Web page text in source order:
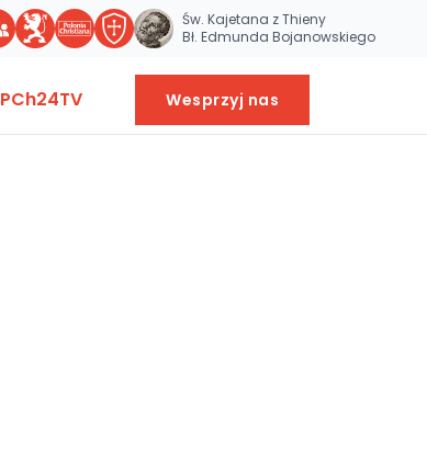
Św. Kajetana z Thieny
Bł. Edmunda Bojanowskiego
PCh24TV Wesprzyj nas